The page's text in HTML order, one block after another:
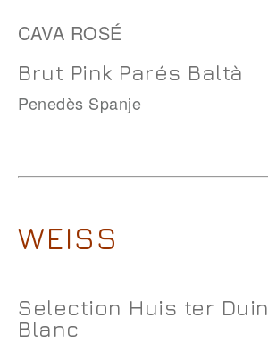
CAVA ROSÉ
Brut Pink Parés Baltà
Penedès Spanje
WEISS
Selection Huis ter Duin
Blanc